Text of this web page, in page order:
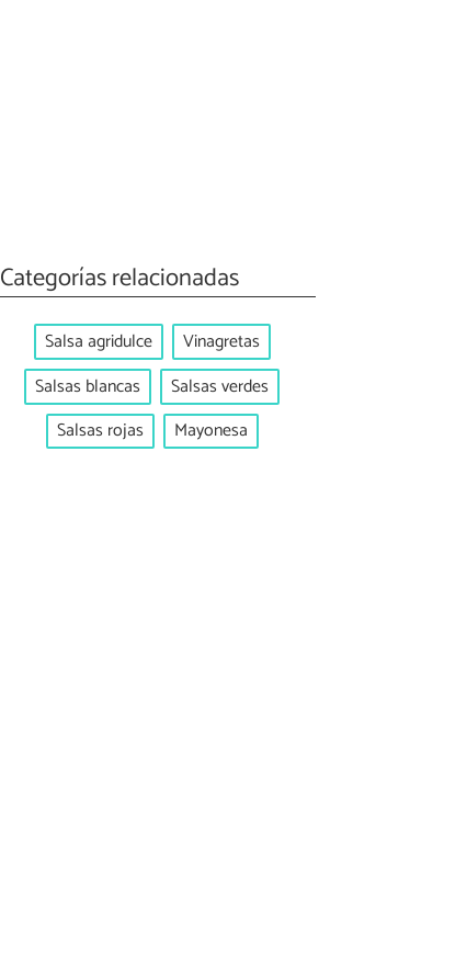
Categorías relacionadas
Salsa agridulce
Vinagretas
Salsas blancas
Salsas verdes
Salsas rojas
Mayonesa